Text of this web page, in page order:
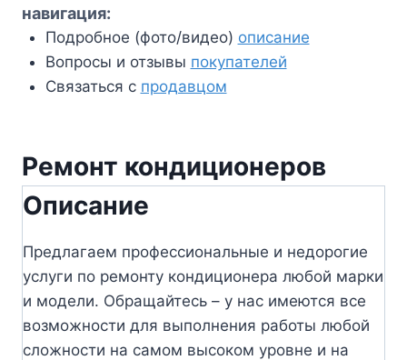
навигация:
Подробное (фото/видео) описание
Вопросы и отзывы покупателей
Связаться с продавцом
Ремонт кондиционеров
Описание
Предлагаем профессиональные и недорогие
услуги по ремонту кондиционера любой марки
и модели. Обращайтесь – у нас имеются все
возможности для выполнения работы любой
сложности на самом высоком уровне и на